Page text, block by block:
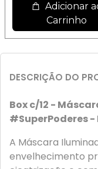
Adicionar
Carrinho
DESCRIÇÃO DO
Box c/12 -
#SuperPoderes -
A Máscara
envelhecimento